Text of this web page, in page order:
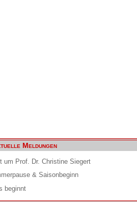
Meldungen
um Prof. Dr. Christine Siegert
& Saisonbeginn
beginnt